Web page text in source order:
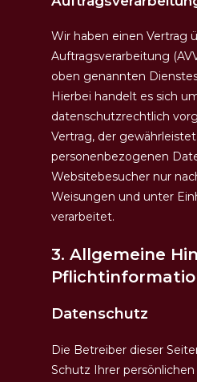
Wir haben einen Vertrag
Auftragsverarbeitung
oben genannten
Hierbei handelt es sich
datenschutzrechtlich
Vertrag, der
personenbezogenen
Websitebesucher nur
Weisungen und unter
verarbeitet.
3. Allgemeine
Datenschutz
Die Betreiber dieser
Schutz Ihrer